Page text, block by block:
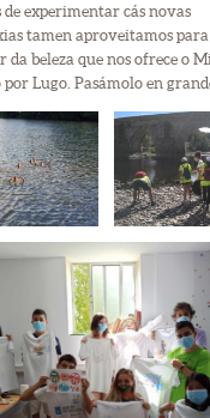
de experimentar cás novas
tamen aproveitamos para
da beleza que nos ofrece o
por Lugo. Pasámolo en